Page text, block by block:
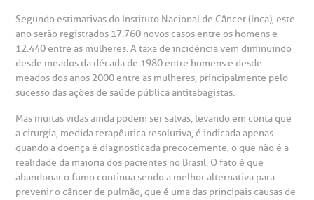
Clínica Medicina da Mulher
Saiba mais
de Bioética
de Sangue
de órgãos
de cuidado
Segundo estimativas do Instituto Nacional de Câncer (Inca), este
ano serão registrados 17.760 novos casos entre os homens e
12.440 entre as mulheres. A taxa de incidência vem diminuindo
desde meados da década de 1980 entre homens e desde
meados dos anos 2000 entre as mulheres, principalmente pelo
sucesso das ações de saúde pública antitabagistas.
Mas muitas vidas ainda podem ser salvas, levando em conta que
a cirurgia, medida terapêutica resolutiva, é indicada apenas
quando a doença é diagnosticada precocemente, o que não é a
realidade da maioria dos pacientes no Brasil. O fato é que
abandonar o fumo continua sendo a melhor alternativa para
prevenir o câncer de pulmão, que é uma das principais causas de